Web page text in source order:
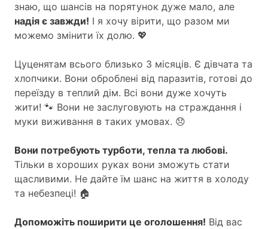
знаю, що шансів на порятунок дуже мало, але
надія є завжди! І я хочу вірити, що разом ми
можемо змінити їх долю. 💖
Цуценятам всього близько 3 місяців. Є дівчата та
хлопчики. Вони оброблені від паразитів, готові до
переїзду в теплий дім. Всі вони дуже хочуть
жити! 🐾 Вони не заслуговують на страждання і
муки виживання в таких умовах. 😞
Вони потребують турботи, тепла та любові.
Тільки в хороших руках вони зможуть стати
щасливими. Не дайте їм шанс на життя в холоду
та небезпеці! 🏠
Допоможіть поширити це оголошення! Від вас